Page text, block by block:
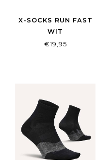
X-SOCKS RUN FAST
WIT
HARDLOOPSOKKEN
€19,95